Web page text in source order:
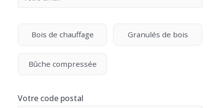
Bois de chauffage Granulés de bois
Bûche compressée
Votre code postal